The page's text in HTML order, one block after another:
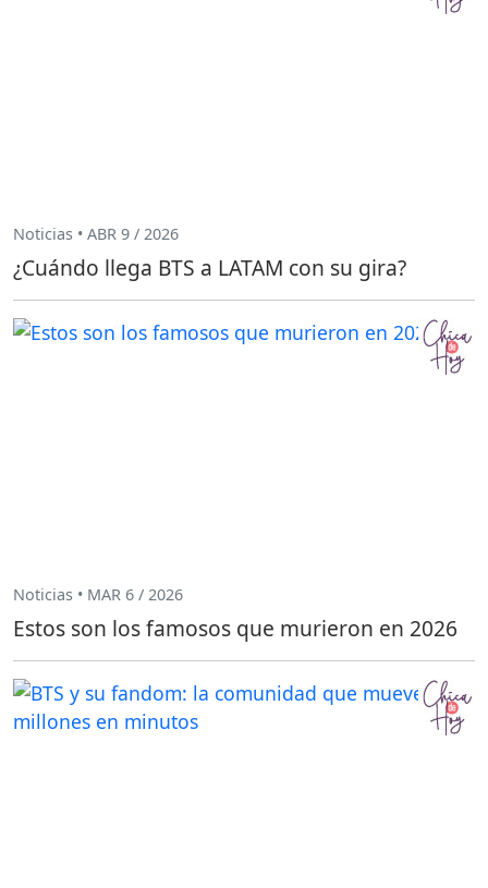
Noticias • ABR 9 / 2026
¿Cuándo llega BTS a LATAM con su gira?
Noticias • MAR 6 / 2026
Estos son los famosos que murieron en 2026